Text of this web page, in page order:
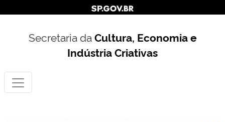
Secretaria daCultura, Economia e
Indústria Criativas